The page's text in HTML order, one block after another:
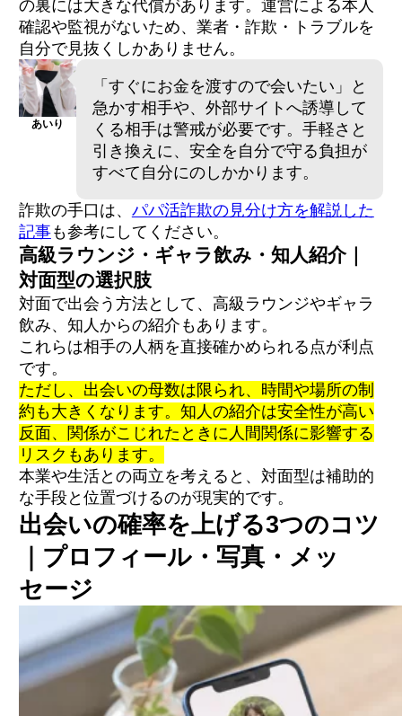
の裏には大きな代償があります。運営による本人
確認や監視がないため、業者・詐欺・トラブルを
自分で見抜くしかありません。
あいり
「すぐにお金を渡すので会いたい」と
急かす相手や、外部サイトへ誘導して
くる相手は警戒が必要です。手軽さと
引き換えに、安全を自分で守る負担が
すべて自分にのしかかります。
詐欺の手口は、 パパ活詐欺の見分け方を解説した
記事も参考にしてください。
高級ラウンジ・ギャラ飲み・知人紹介｜
対面型の選択肢
対面で出会う方法として、高級ラウンジやギャラ
飲み、知人からの紹介もあります。
これらは相手の人柄を直接確かめられる点が利点
です。
ただし、出会いの母数は限られ、時間や場所の制
約も大きくなります。知人の紹介は安全性が高い
反面、関係がこじれたときに人間関係に影響する
リスクもあります。
本業や生活との両立を考えると、対面型は補助的
な手段と位置づけるのが現実的です。
出会いの確率を上げる3つのコツ
｜プロフィール・写真・メッ
セージ